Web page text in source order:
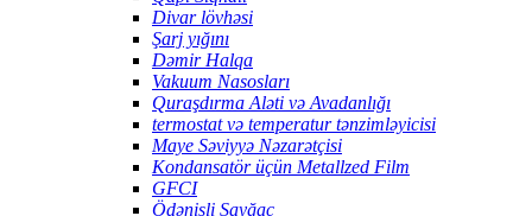
Divar lövhəsi
Şarj yığını
Dəmir Halqa
Vakuum Nasosları
Quraşdırma Aləti və Avadanlığı
termostat və temperatur tənzimləyicisi
Maye Səviyyə Nəzarətçisi
Kondansatör üçün Metallzed Film
GFCI
Ödənişli Sayğac